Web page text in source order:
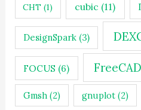
CHT (1) cubic (11)
DesignSpark(3)
FOCUS (6) FreeCAD
Gmsh(2) gnuplot(2)